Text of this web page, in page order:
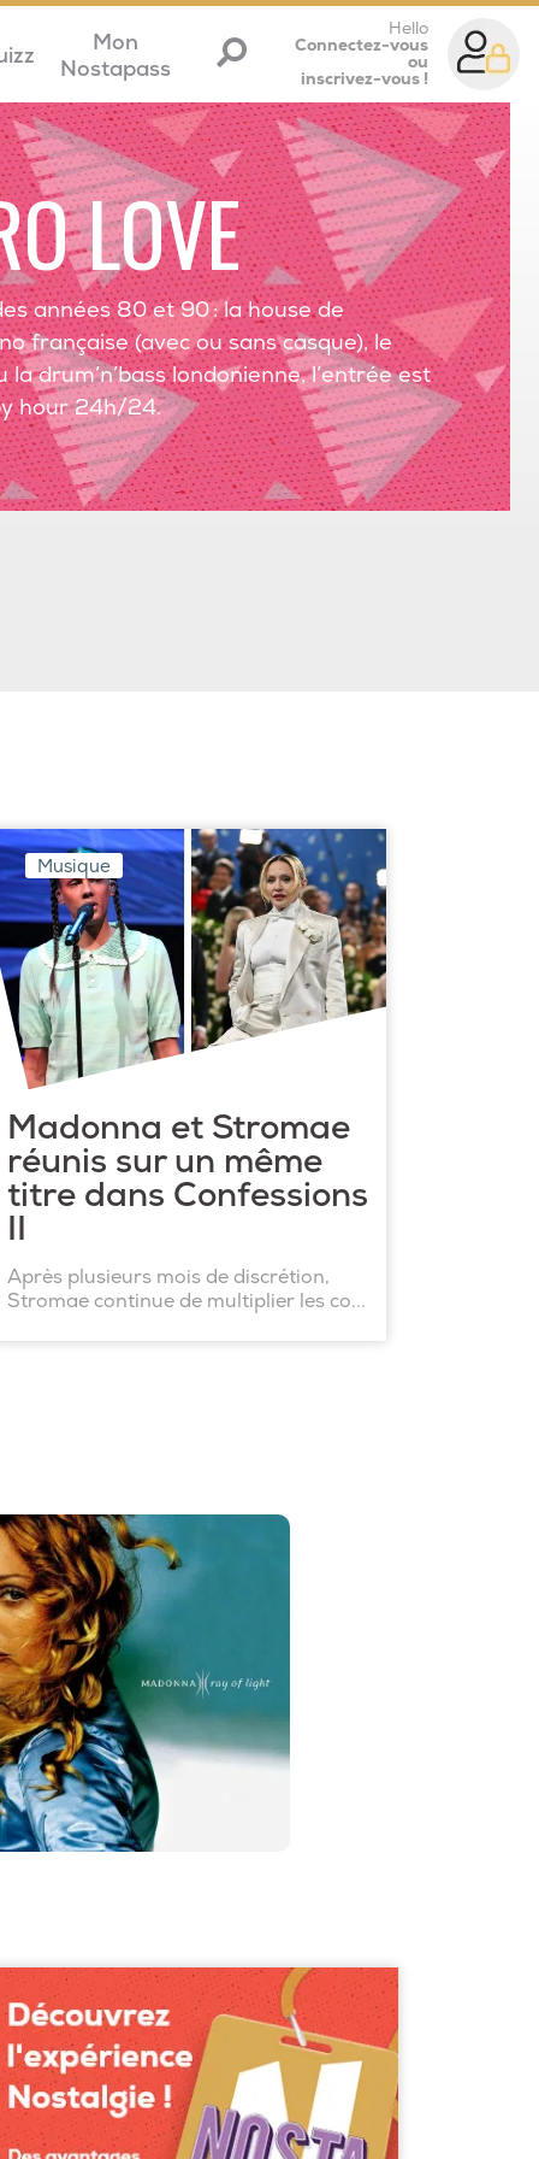
Mon
Nostapass
Hello
Connectez-vous
ou
inscrivez-vous !
LOVE
années 80 et 90 : la house de
française (avec ou sans casque), le
drum’n’bass londonienne, l’entrée est
hour 24h/24.
Musique
Madonna et Stromae
réunis sur un même
titre dans Confessions
II
Après plusieurs mois de discrétion,
Stromae continue de multiplier les co...